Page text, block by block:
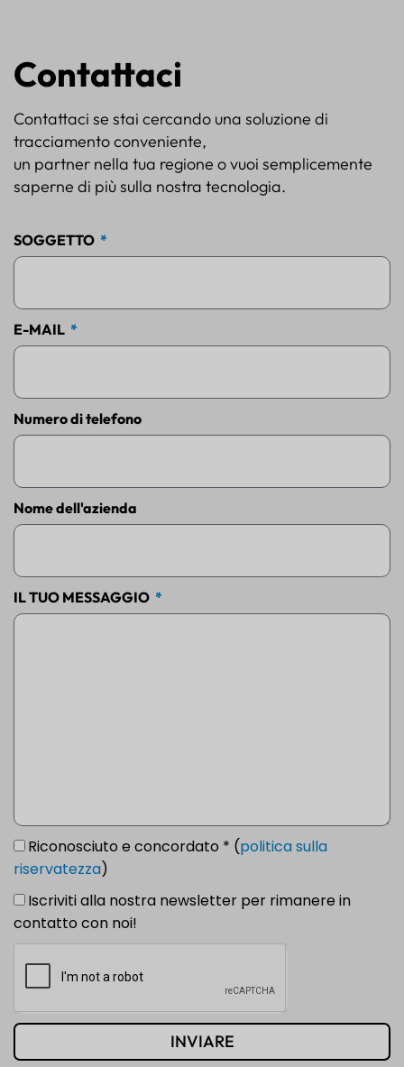
Contattaci
Contattaci se stai cercando una soluzione di
tracciamento conveniente,
un partner nella tua regione o vuoi semplicemente
saperne di più sulla nostra tecnologia.
SOGGETTO
E-MAIL
Numero di telefono
Nome dell'azienda
IL TUO MESSAGGIO
Riconosciuto e concordato * (politica sulla
riservatezza)
Iscriviti alla nostra newsletter per rimanere in
contatto con noi!
INVIARE